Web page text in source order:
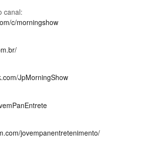
canal:
c/morningshow
JpMorningShow
jovempanentretenimento/